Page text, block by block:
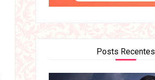
Posts Recentes